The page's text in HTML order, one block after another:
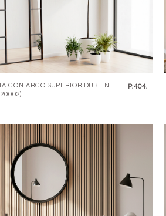
CON ARCO SUPERIOR DUBLIN
P.404.